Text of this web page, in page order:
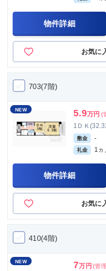
物件詳細
お気に
703(7階)
NEW 5.9万円 (
1ＤＫ
敷金 -
礼金 1ヵ
物件詳細
お気に
410(4階)
NEW 7万円 (管